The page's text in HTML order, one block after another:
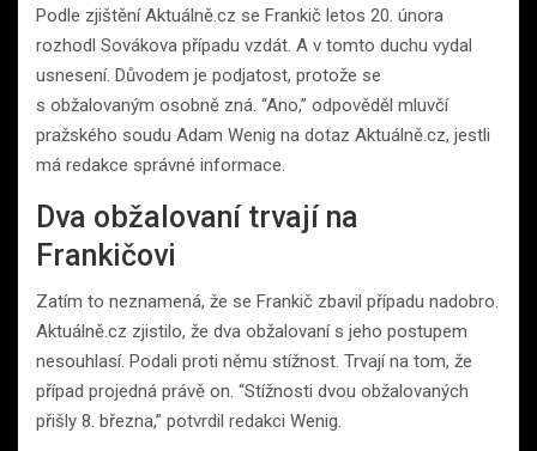
Podle zjištění Aktuálně.cz se Frankič letos 20. února
rozhodl Sovákova případu vzdát. A v tomto duchu vydal
usnesení. Důvodem je podjatost, protože se
s obžalovaným osobně zná. “Ano,” odpověděl mluvčí
pražského soudu Adam Wenig na dotaz Aktuálně.cz, jestli
má redakce správné informace.
Dva obžalovaní trvají na
Frankičovi
Zatím to neznamená, že se Frankič zbavil případu nadobro.
Aktuálně.cz zjistilo, že dva obžalovaní s jeho postupem
nesouhlasí. Podali proti němu stížnost. Trvají na tom, že
případ projedná právě on. “Stížnosti dvou obžalovaných
přišly 8. března,” potvrdil redakci Wenig.